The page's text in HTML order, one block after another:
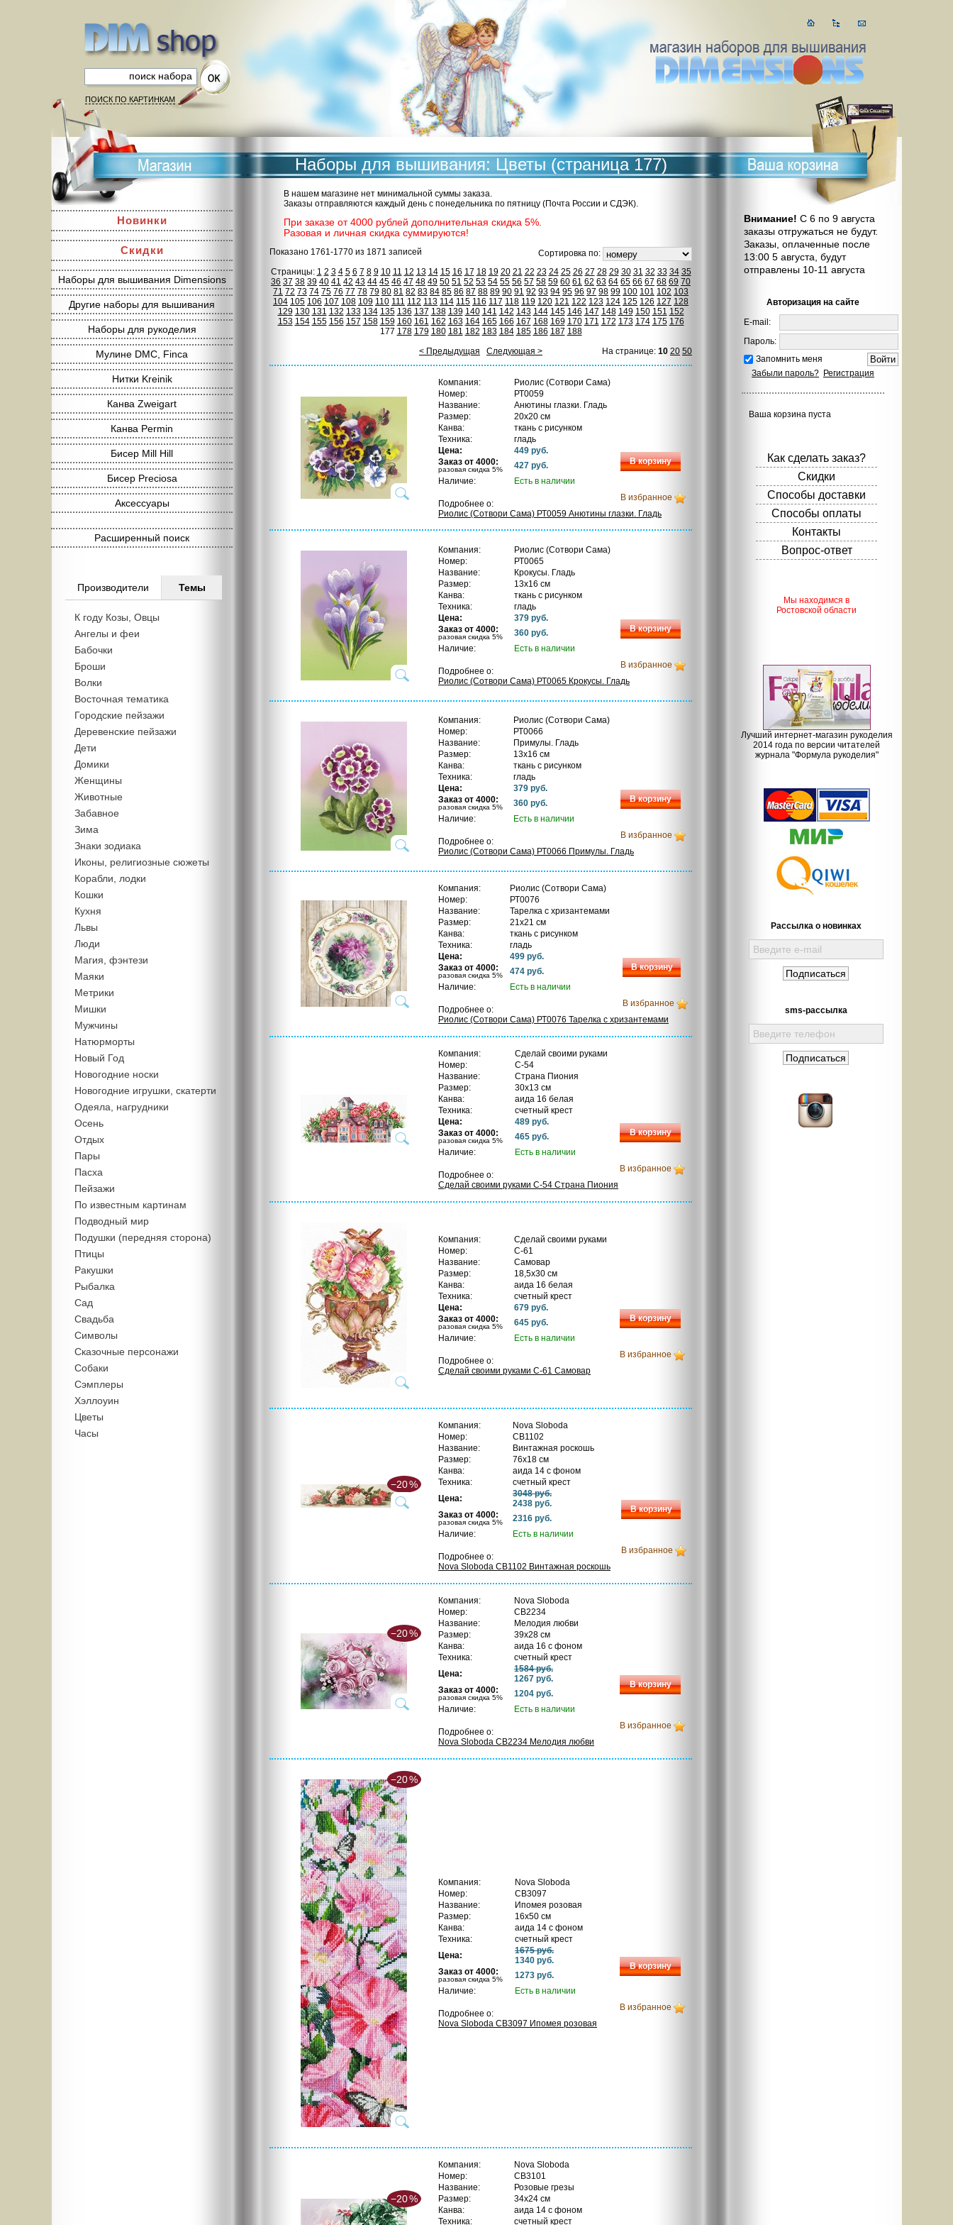
ПОИСК ПО КАРТИНКАМ
Новинки
Скидки
Наборы для вышивания Dimensions
Другие наборы для вышивания
Наборы для рукоделия
Мулине DMC, Finca
Нитки Kreinik
Канва Zweigart
Канва Permin
Бисер Mill Hill
Бисер Preciosa
Аксессуары
Расширенный поиск
Производители Темы
К году Козы, Овцы
Ангелы и феи
Бабочки
Броши
Волки
Восточная тематика
Городские пейзажи
Деревенские пейзажи
Дети
Домики
Женщины
Животные
Забавное
Зима
Знаки зодиака
Иконы, религиозные сюжеты
Корабли, лодки
Кошки
Кухня
Львы
Люди
Магия, фэнтези
Маяки
Метрики
Мишки
Мужчины
Натюрморты
Новый Год
Новогодние носки
Новогодние игрушки, скатерти
Одеяла, нагрудники
Осень
Отдых
Пары
Пасха
Пейзажи
По известным картинам
Подводный мир
Подушки (передняя сторона)
Птицы
Ракушки
Рыбалка
Сад
Свадьба
Символы
Сказочные персонажи
Собаки
Сэмплеры
Хэллоуин
Цветы
Часы
Наборы для вышивания: Цветы (страница 177)
В нашем магазине нет минимальной суммы заказа.
Заказы отправляются каждый день с понедельника по пятницу (Почта России и СДЭК).
При заказе от 4000 рублей дополнительная скидка 5%.
Разовая и личная скидка суммируются!
Показано 1761-1770 из 1871 записей
Сортировка по:
Страницы: 1 2 3 4 5 6 7 8 9 10 11 12 13 14 15 16 17 18 19 20 21 22 23 24 25 26 27 28 29 30 31 32 33 34 35
36 37 38 39 40 41 42 43 44 45 46 47 48 49 50 51 52 53 54 55 56 57 58 59 60 61 62 63 64 65 66 67 68 69 70
71 72 73 74 75 76 77 78 79 80 81 82 83 84 85 86 87 88 89 90 91 92 93 94 95 96 97 98 99 100 101 102 103
104 105 106 107 108 109 110 111 112 113 114 115 116 117 118 119 120 121 122 123 124 125 126 127 128
129 130 131 132 133 134 135 136 137 138 139 140 141 142 143 144 145 146 147 148 149 150 151 152
153 154 155 156 157 158 159 160 161 162 163 164 165 166 167 168 169 170 171 172 173 174 175 176
177 178 179 180 181 182 183 184 185 186 187 188
< Предыдущая
Следующая > На странице: 10 20 50
Компания:
Риолис (Сотвори Сама)
Номер:
РТ0059
Название:
Анютины глазки. Гладь
Размер:
20х20 см
Канва:
ткань с рисунком
Техника:
гладь
В корзину
Цена:
449 руб.
Заказ от 4000:
разовая скидка 5%
427 руб.
Наличие:
Есть в наличии
В избранное
Подробнее о:
Риолис (Сотвори Сама) РТ0059 Анютины глазки. Гладь
Компания:
Риолис (Сотвори Сама)
Номер:
РТ0065
Название:
Крокусы. Гладь
Размер:
13х16 см
Канва:
ткань с рисунком
Техника:
гладь
В корзину
Цена:
379 руб.
Заказ от 4000:
разовая скидка 5%
360 руб.
Наличие:
Есть в наличии
В избранное
Подробнее о:
Риолис (Сотвори Сама) РТ0065 Крокусы. Гладь
Компания:
Риолис (Сотвори Сама)
Номер:
РТ0066
Название:
Примулы. Гладь
Размер:
13х16 см
Канва:
ткань с рисунком
Техника:
гладь
В корзину
Цена:
379 руб.
Заказ от 4000:
разовая скидка 5%
360 руб.
Наличие:
Есть в наличии
В избранное
Подробнее о:
Риолис (Сотвори Сама) РТ0066 Примулы. Гладь
Компания:
Риолис (Сотвори Сама)
Номер:
РТ0076
Название:
Тарелка с хризантемами
Размер:
21х21 см
Канва:
ткань с рисунком
Техника:
гладь
В корзину
Цена:
499 руб.
Заказ от 4000:
разовая скидка 5%
474 руб.
Наличие:
Есть в наличии
В избранное
Подробнее о:
Риолис (Сотвори Сама) РТ0076 Тарелка с хризантемами
Компания:
Сделай своими руками
Номер:
С-54
Название:
Страна Пиония
Размер:
30х13 см
Канва:
аида 16 белая
Техника:
счетный крест
В корзину
Цена:
489 руб.
Заказ от 4000:
разовая скидка 5%
465 руб.
Наличие:
Есть в наличии
В избранное
Подробнее о:
Сделай своими руками С-54 Страна Пиония
Компания:
Сделай своими руками
Номер:
С-61
Название:
Самовар
Размер:
18,5х30 см
Канва:
аида 16 белая
Техника:
счетный крест
В корзину
Цена:
679 руб.
Заказ от 4000:
разовая скидка 5%
645 руб.
Наличие:
Есть в наличии
В избранное
Подробнее о:
Сделай своими руками С-61 Самовар
−20%
Компания:
Nova Sloboda
Номер:
СВ1102
Название:
Винтажная роскошь
Размер:
76х18 см
Канва:
аида 14 с фоном
Техника:
счетный крест
В корзину
Цена:
3048 руб.
2438 руб.
Заказ от 4000:
разовая скидка 5%
2316 руб.
Наличие:
Есть в наличии
В избранное
Подробнее о:
Nova Sloboda СВ1102 Винтажная роскошь
−20%
Компания:
Nova Sloboda
Номер:
СВ2234
Название:
Мелодия любви
Размер:
39х28 см
Канва:
аида 16 с фоном
Техника:
счетный крест
В корзину
Цена:
1584 руб.
1267 руб.
Заказ от 4000:
разовая скидка 5%
1204 руб.
Наличие:
Есть в наличии
В избранное
Подробнее о:
Nova Sloboda СВ2234 Мелодия любви
−20%
Компания:
Nova Sloboda
Номер:
СВ3097
Название:
Ипомея розовая
Размер:
16х50 см
Канва:
аида 14 с фоном
Техника:
счетный крест
В корзину
Цена:
1675 руб.
1340 руб.
Заказ от 4000:
разовая скидка 5%
1273 руб.
Наличие:
Есть в наличии
В избранное
Подробнее о:
Nova Sloboda СВ3097 Ипомея розовая
−20%
Компания:
Nova Sloboda
Номер:
СВ3101
Название:
Розовые грезы
Размер:
34х24 см
Канва:
аида 14 с фоном
Техника:
счетный крест
Внимание! С 6 по 9 августа
заказы отгружаться не будут.
Заказы, оплаченные после
13:00 5 августа, будут
отправлены 10-11 августа
Авторизация на сайте
E-mail:
Пароль:
Запомнить меня
Забыли пароль? Регистрация
Ваша корзина пуста
Как сделать заказ?
Скидки
Способы доставки
Способы оплаты
Контакты
Вопрос-ответ
Мы находимся в
Ростовской области
Лучший интернет-магазин рукоделия
2014 года по версии читателей
журнала "Формула рукоделия"
Рассылка о новинках
sms-рассылка